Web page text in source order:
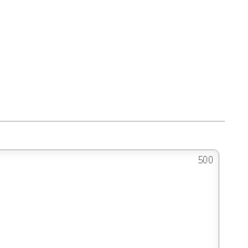
500